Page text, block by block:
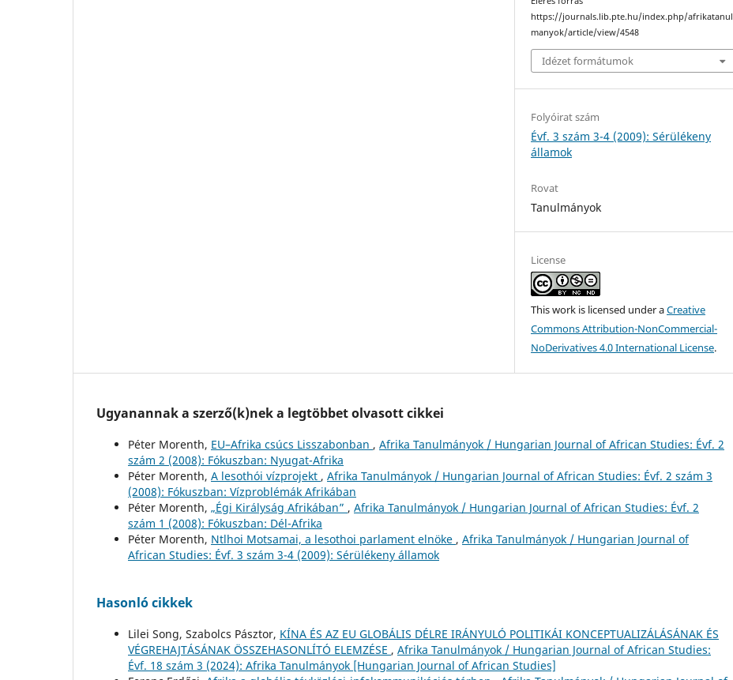
https://journals.lib.pte.hu/index.php/afrikatanul
manyok/article/view/4548
Idézet formátumok
Folyóirat szám
Évf. 3 szám 3-4 (2009): Sérülékeny
államok
Rovat
Tanulmányok
License
This work is licensed under aCreative
Commons Attribution-NonCommercial-
NoDerivatives 4.0 International License.
Ugyanannak a szerző(k)nek a legtöbbet olvasott cikkei
Péter Morenth, EU–Afrika csúcs Lisszabonban , Afrika Tanulmányok / Hungarian Journal of African Studies: Évf. 2
szám 2 (2008): Fókuszban: Nyugat-Afrika
Péter Morenth, A lesothói vízprojekt , Afrika Tanulmányok / Hungarian Journal of African Studies: Évf. 2 szám 3
(2008): Fókuszban: Vízproblémák Afrikában
Péter Morenth, „Égi Királyság Afrikában” , Afrika Tanulmányok / Hungarian Journal of African Studies: Évf. 2
szám 1 (2008): Fókuszban: Dél-Afrika
Péter Morenth, Ntlhoi Motsamai, a lesothoi parlament elnöke , Afrika Tanulmányok / Hungarian Journal of
African Studies: Évf. 3 szám 3-4 (2009): Sérülékeny államok
Hasonló cikkek
Lilei Song, Szabolcs Pásztor, KÍNA ÉS AZ EU GLOBÁLIS DÉLRE IRÁNYULÓ POLITIKÁI KONCEPTUALIZÁLÁSÁNAK ÉS
VÉGREHAJTÁSÁNAK ÖSSZEHASONLÍTÓ ELEMZÉSE , Afrika Tanulmányok / Hungarian Journal of African Studies:
Évf. 18 szám 3 (2024): Afrika Tanulmányok [Hungarian Journal of African Studies]